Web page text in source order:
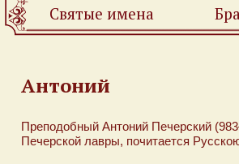
Святые имена
Антоний
Преподобный Антоний Печерский
Печерской лавры, почитается